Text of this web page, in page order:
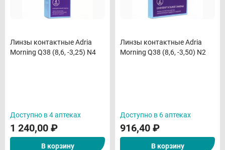
Линзы контактные Adria
Morning Q38 (8,6, -3,25) N4
Доступно в 4 аптеках
1 240,00 ₽
В корзину
Линзы контактные Adria
Morning Q38 (8,6, -3,50) N2
Доступно в 6 аптеках
916,40 ₽
В корзину